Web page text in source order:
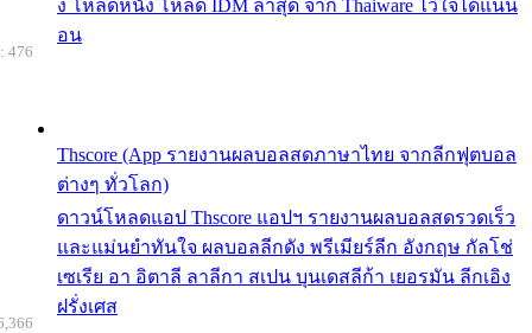
ง โหลดหนัง โหลด IDM ล่าสุด จาก Thaiware ไว้ใจได้แน่น
อน
Thscore (App รายงานผลบอลสดภาษาไทย จากลีกฟุตบอล
ต่างๆ ทั่วโลก)
ดาวน์โหลดแอป Thscore แอปฯ รายงานผลบอลสดรวดเร็ว
และแม่นยำทันใจ ผลบอลลีกดัง พรีเมียร์ลีก อังกฤษ กัลโช่
เซเรีย อา อิตาลี ลาลีกา สเปน บุนเดสลีก้า เยอรมัน ลีกเอิง
ฝรั่งเศส
476